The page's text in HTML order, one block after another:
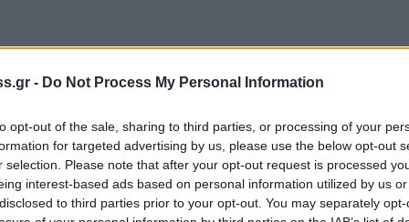
- Do Not Process My Personal Information
opt-out of the sale, sharing to third parties, or processing of your
for targeted advertising by us, please use the below opt-out
selection. Please note that after your opt-out request is processed
interest-based ads based on personal information utilized by us
to third parties prior to your opt-out. You may separately
Λακωνίας σημειώθηκε της πρώτες
καλυμμένα τα πρόσωπά τους και με την
αφού απείλησαν τον υπεύθυνο του
υπολογίζεται περίπου στις 4.000 ευρώ.